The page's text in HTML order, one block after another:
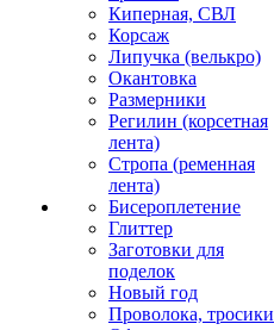
Киперная, СВЛ
Корсаж
Липучка (велькро)
Окантовка
Размерники
Регилин (корсетная
лента)
Стропа (ременная
лента)
Бисероплетение
Глиттер
Заготовки для
поделок
Новый год
Проволока, тросики